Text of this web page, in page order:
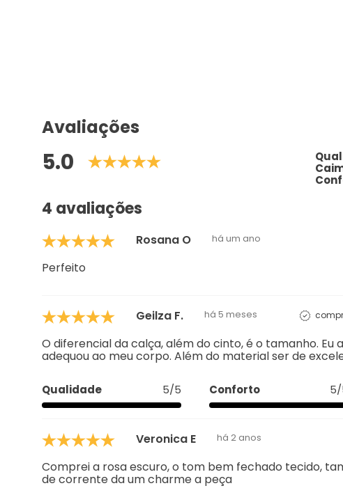
Avaliações
5.0
4 avaliações
Rosana O há um ano
Perfeito
Geilza F. há 5 meses
O diferencial da calça, além do cinto, é o tamanho.
adequou ao meu corpo. Além do material ser de
Qualidade 5/5 Conforto
Veronica E há 2 anos
Comprei a rosa escuro, o tom bem fechado tecido,
de corrente da um charme a peça